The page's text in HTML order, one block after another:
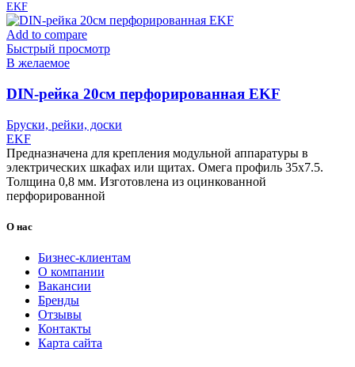
EKF
Add to compare
Быстрый просмотр
В желаемое
DIN-рейка 20см перфорированная EKF
Бруски, рейки, доски
EKF
Предназначена для крепления модульной аппаратуры в
электрических шкафах или щитах. Омега профиль 35х7.5.
Толщина 0,8 мм. Изготовлена из оцинкованной
перфорированной
О нас
Бизнес-клиентам
О компании
Вакансии
Бренды
Отзывы
Контакты
Карта сайта